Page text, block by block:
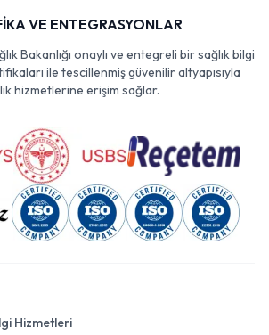
VE ENTEGRASYONLAR
Bakanlığı onaylı ve entegreli bir sağlık bilgi
ile tescillenmiş güvenilir altyapısıyla
hizmetlerine erişim sağlar.
Hizmetleri